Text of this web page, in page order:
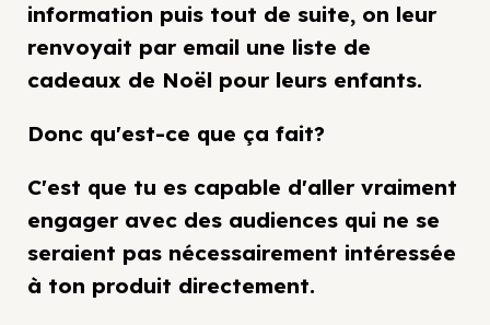
information puis tout de suite, on leur
renvoyait par email une liste de
cadeaux de Noël pour leurs enfants.
Donc qu'est-ce que ça fait?
C'est que tu es capable d'aller vraiment
engager avec des audiences qui ne se
seraient pas nécessairement intéressée
à ton produit directement.